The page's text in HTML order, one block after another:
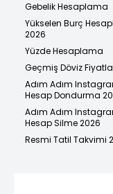
Gebelik Hesaplama
Yükselen Burç
2026
Yüzde Hesaplama
Geçmiş Döviz
Adım Adım
Hesap Dondurma
Adım Adım
Hesap Silme 2026
Resmi Tatil Takvimi